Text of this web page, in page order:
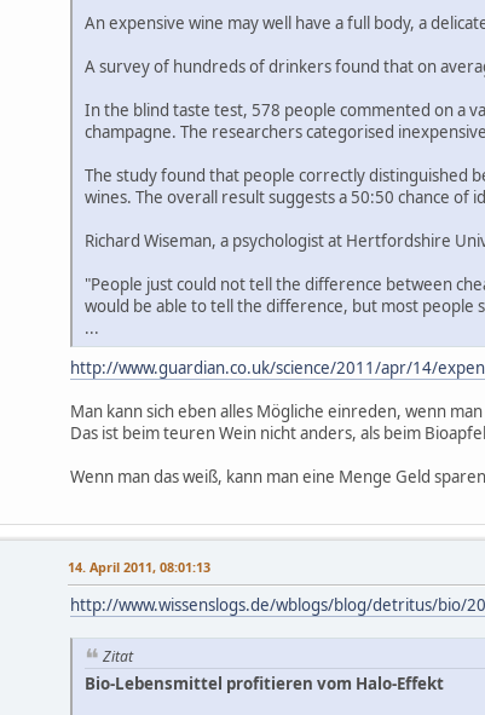
An expensive wine may well have a full body, a
A survey of hundreds of drinkers found that on
In the blind taste test, 578 people commented on a
champagne. The researchers categorised
The study found that people correctly distinguished
wines. The overall result suggests a 50:50 chance of
Richard Wiseman, a psychologist at Hertfordshire
"People just could not tell the difference between
would be able to tell the difference, but most people
...
http://www.guardian.co.uk/science/2011/apr/14/
Man kann sich eben alles Mögliche einreden, wenn
Das ist beim teuren Wein nicht anders, als beim
Wenn man das weiß, kann man eine Menge Geld
14. April 2011, 08:01:13
http://www.wissenslogs.de/wblogs/blog/detritus/bio/
Zitat
Bio-Lebensmittel profitieren vom Halo-Effekt